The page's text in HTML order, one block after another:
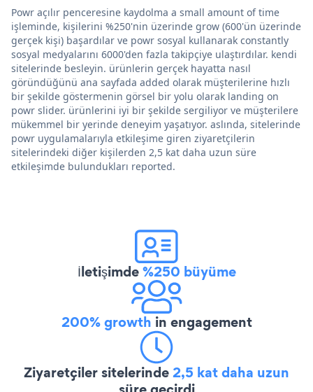
Powr açılır penceresine kaydolma a small amount of time
işleminde, kişilerini %250'nin üzerinde grow (600'ün üzerinde
gerçek kişi) başardılar ve powr sosyal kullanarak constantly
sosyal medyalarını 6000'den fazla takipçiye ulaştırdılar. kendi
sitelerinde besleyin. ürünlerin gerçek hayatta nasıl
göründüğünü ana sayfada added olarak müşterilerine hızlı
bir şekilde göstermenin görsel bir yolu olarak landing on
powr slider. ürünlerini iyi bir şekilde sergiliyor ve müşterilere
mükemmel bir yerinde deneyim yaşatıyor. aslında, sitelerinde
powr uygulamalarıyla etkileşime giren ziyaretçilerin
sitelerindeki diğer kişilerden 2,5 kat daha uzun süre
etkileşimde bulundukları reported.
İletişimde%250 büyüme
200% growth in engagement
Ziyaretçiler sitelerinde2,5 kat daha uzun